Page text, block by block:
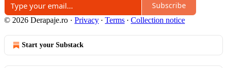
Subscribe
© 2026 Derapaje.ro · Privacy ∙ Terms ∙ Collection notice
Start your Substack